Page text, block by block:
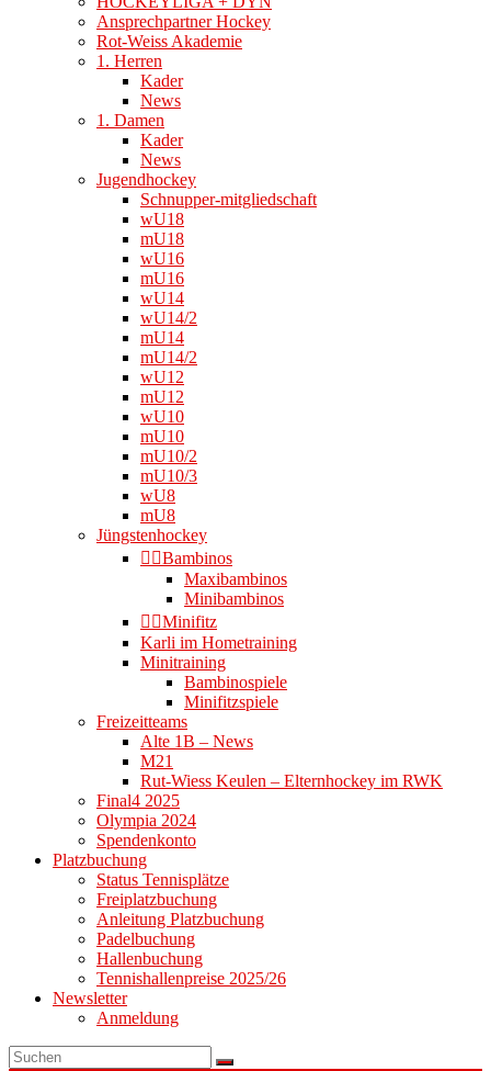
Ansprechpartner Hockey
Rot-Weiss Akademie
1. Herren
Kader
News
1. Damen
Kader
News
Jugendhockey
Schnupper-mitgliedschaft
wU18
mU18
wU16
mU16
wU14
wU14/2
mU14
mU14/2
wU12
mU12
wU10
mU10
mU10/2
mU10/3
wU8
mU8
Jüngstenhockey
👉🏻Bambinos
Maxibambinos
Minibambinos
👉🏻Minifitz
Karli im Hometraining
Minitraining
Bambinospiele
Minifitzspiele
Freizeitteams
Alte 1B – News
M21
Rut-Wiess Keulen – Elternhockey im RWK
Final4 2025
Olympia 2024
Spendenkonto
Platzbuchung
Status Tennisplätze
Freiplatzbuchung
Anleitung Platzbuchung
Padelbuchung
Hallenbuchung
Tennishallenpreise 2025/26
Newsletter
Anmeldung